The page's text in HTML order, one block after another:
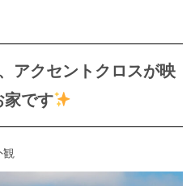
アクセントクロスが映
家です